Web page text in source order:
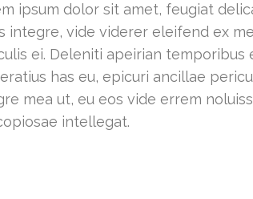
ipsum dolor sit amet, feugiat
integre, vide viderer eleifend ex
ei. Deleniti apeirian temporibus
has eu, epicuri ancillae
mea ut, eu eos vide errem
intellegat.